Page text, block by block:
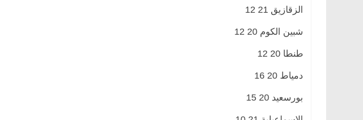
الزقازيق 21 12
شبين الكوم 20 12
طنطا 20 12
دمياط 20 16
بورسعيد 20 15